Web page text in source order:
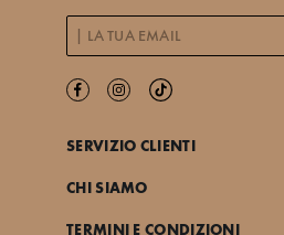
SERVIZIO CLIENTI
CHI SIAMO
TERMINI E CONDIZIONI